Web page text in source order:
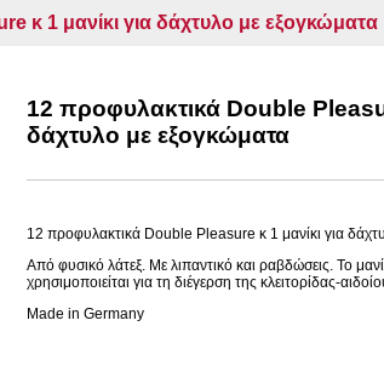
κ 1 μανίκι για δάχτυλο με εξογκώματα
12 προφυλακτικά Double
δάχτυλο με εξογκώματα
12 προφυλακτικά Double Pleasure κ 1 μανίκι για
Από φυσικό λάτεξ. Με λιπαντικό και ραβδώσεις. Το
χρησιμοποιείται για τη διέγερση της κλειτορίδας-
Made in Germany